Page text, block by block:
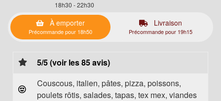
18h30 - 22h30
À emporter
Précommande pour 18h50
Livraison
Précommande pour 19h15
5/5 (voir les 85 avis)
Couscous, italien, pâtes, pizza, poissons,
poulets rôtis, salades, tapas, tex mex, viandes